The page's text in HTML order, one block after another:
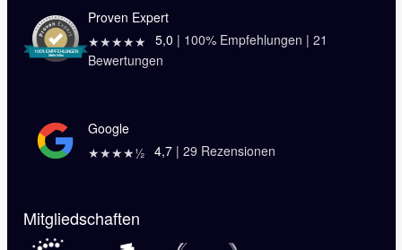
Proven Expert
★★★★★ 5,0 | 100% Empfehlungen | 21
Bewertungen
Google
★★★★½ 4,7| 29 Rezensionen
Mitgliedschaften